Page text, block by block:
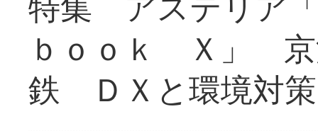
ｂｏｏｋ Ｘ」 京
鉄 ＤＸと環境対策